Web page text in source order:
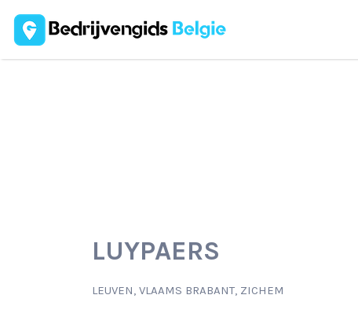
Zoek
naar:
LUYPAERS
LEUVEN, VLAAMS BRABANT, ZICHEM